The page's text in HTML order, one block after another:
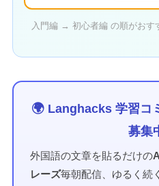
入門編 → 初心者編 の順がおす
🌍 Langhacks 学習コ
募集
外国語の文章を貼るだけの
レーズ毎朝配信、ゆるく続